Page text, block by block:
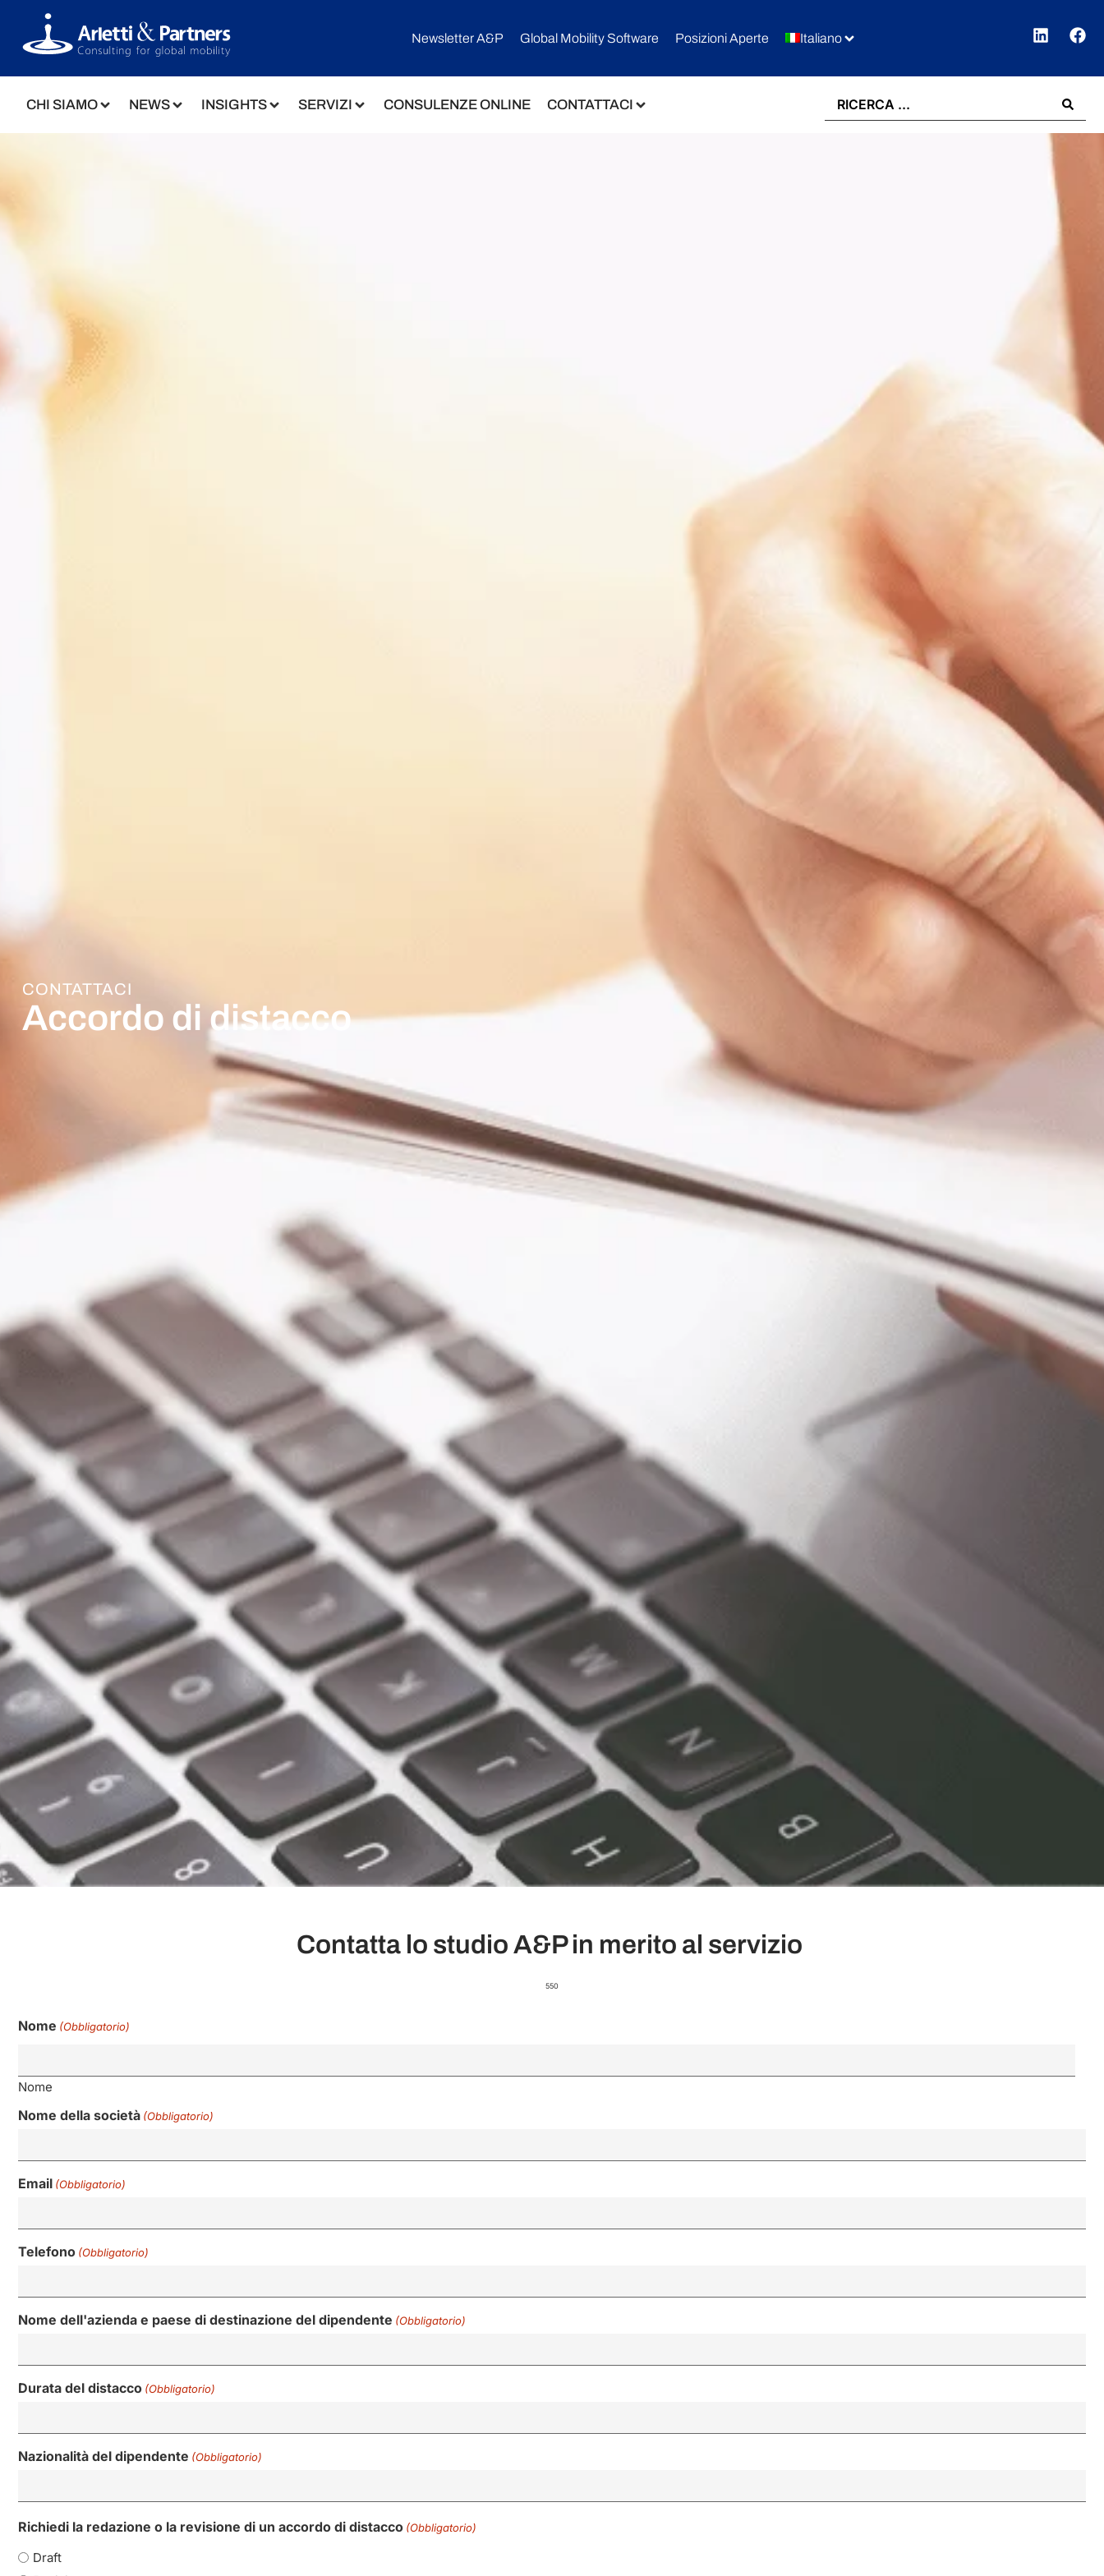
Newsletter A&P Global Mobility Software​ Posizioni Aperte Italiano
CHI SIAMO NEWS INSIGHTS SERVIZI CONSULENZE ONLINE CONTATTACI
CONTATTACI
Accordo di distacco
Contatta lo studio A&P in merito al servizio ​
550
Nome (Obbligatorio)
Nome
Nome della società (Obbligatorio)
Email (Obbligatorio)
Telefono (Obbligatorio)
Nome dell'azienda e paese di destinazione del dipendente (Obbligatorio)
Durata del distacco (Obbligatorio)
Nazionalità del dipendente (Obbligatorio)
Richiedi la redazione o la revisione di un accordo di distacco (Obbligatorio)
Draft